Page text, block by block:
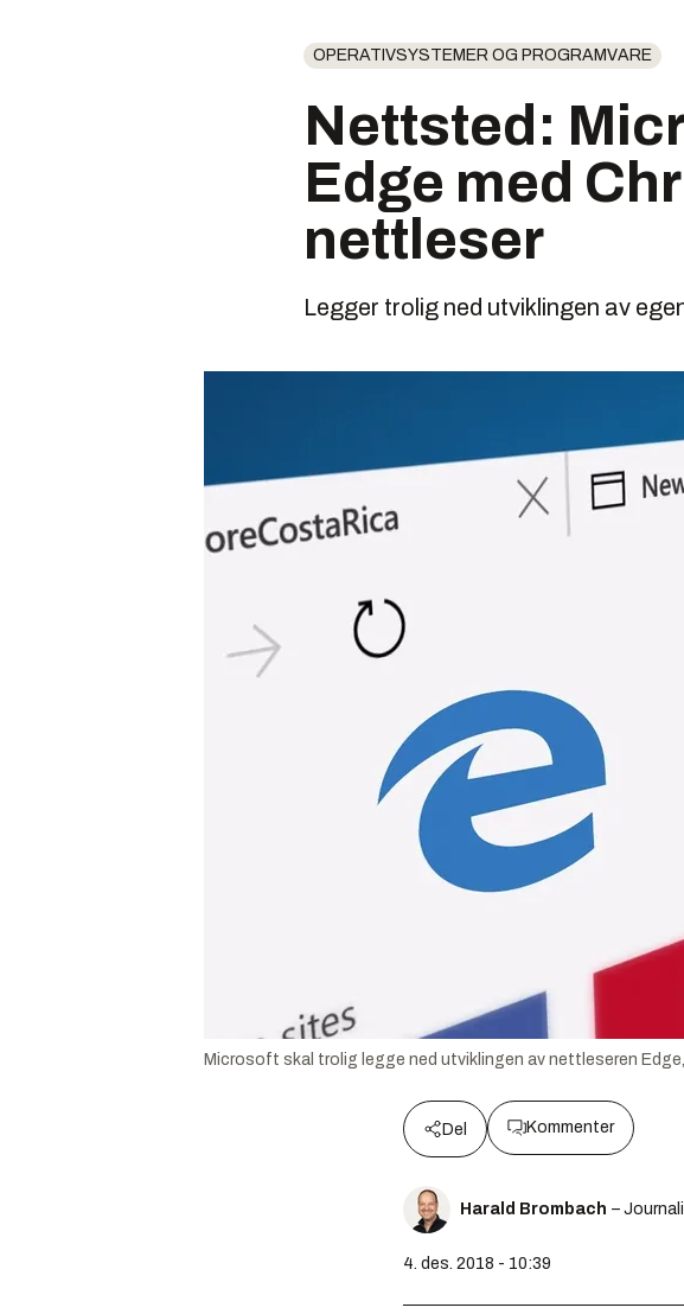
OPERATIVSYSTEMER OG PROGRAMVARE
Nettsted:
Edge med
nettleser
Legger trolig ned utviklingen av
Microsoft skal trolig legge ned utviklingen av nettleseren
Del Kommenter
Harald Brombach –
4. des. 2018 - 10:39